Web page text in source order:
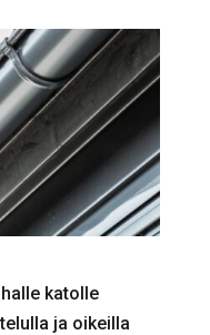
katolle
ja oikeilla